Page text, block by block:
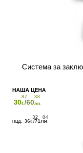
Система за
30
87
€/60
38
лв.
36
32
€/71
04
ЛВ.